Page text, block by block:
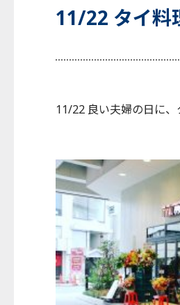
11/22 タイ料
11/22 良い夫婦の日に